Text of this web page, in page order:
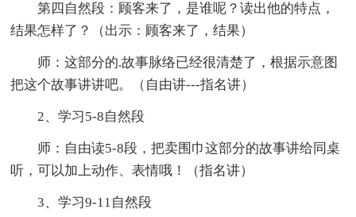
第四自然段：顾客来了，是谁呢？读出他的特点，
结果怎样了？（出示：顾客来了，结果）
师：这部分的.故事脉络已经很清楚了，根据示意图
把这个故事讲讲吧。（自由讲---指名讲）
2、学习5-8自然段
师：自由读5-8段，把卖围巾这部分的故事讲给同桌
听，可以加上动作、表情哦！（指名讲）
3、学习9-11自然段